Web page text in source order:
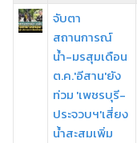
จับตา
สถานการณ์
น้ำ-มรสุมเดือน
ต.ค.'อีสาน'ยัง
ท่วม 'เพชรบุรี-
ประจวบฯ'เสี่ยง
น้ำสะสมเพิ่ม